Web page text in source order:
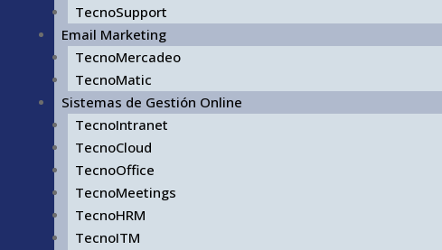
TecnoSupport
Email Marketing
TecnoMercadeo
TecnoMatic
Sistemas de Gestión Online
TecnoIntranet
TecnoCloud
TecnoOffice
TecnoMeetings
TecnoHRM
TecnoITM